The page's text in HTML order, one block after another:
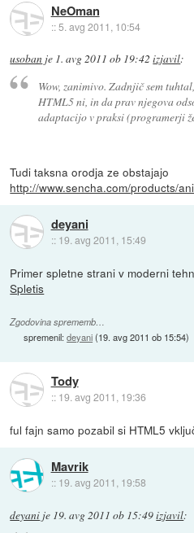
NeOman
::5. avg 2011, 10:54
usoban je 1. avg 2011 ob 19:42 izjavil:
Wow, zanimivo. Zadnjič sem
HTML5 ni, in da prav njegova
adaptacijo v praksi (programerji
Tudi taksna orodja ze obstajajo
http://www.sencha.com/products/
deyani
:: 19. avg 2011, 15:49
Primer spletne strani v moderni
Spletis
Zgodovina sprememb…
spremenil:deyani(19. avg 2011 ob 15:54)
Tody
:: 19. avg 2011, 19:36
ful fajn samo pozabil si HTML5
Mavrik
:: 19. avg 2011, 19:58
deyani je 19. avg 2011 ob 15:49izjavil: